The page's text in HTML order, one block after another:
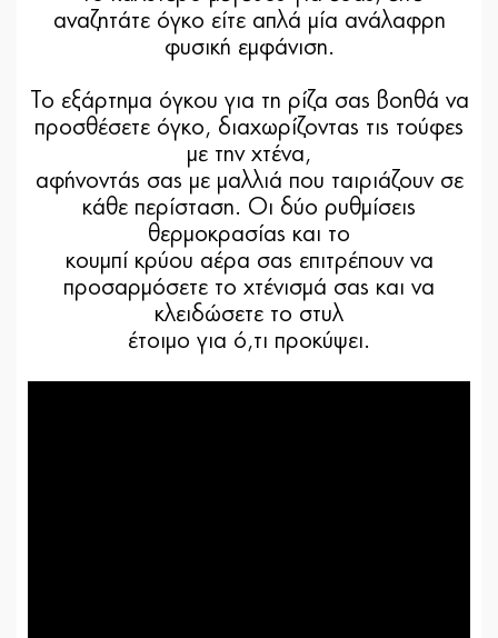
αναζητάτε όγκο είτε απλά μία ανάλαφρη
φυσική εμφάνιση.
Το εξάρτημα όγκου για τη ρίζα σας βοηθά να
προσθέσετε όγκο, διαχωρίζοντας τις τούφες
με την χτένα,
αφήνοντάς σας με μαλλιά που ταιριάζουν σε
κάθε περίσταση. Οι δύο ρυθμίσεις
θερμοκρασίας και το
κουμπί κρύου αέρα σας επιτρέπουν να
προσαρμόσετε το χτένισμά σας και να
κλειδώσετε το στυλ
έτοιμο για ό,τι προκύψει.